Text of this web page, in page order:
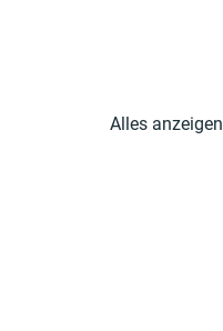
Alles anzeigen